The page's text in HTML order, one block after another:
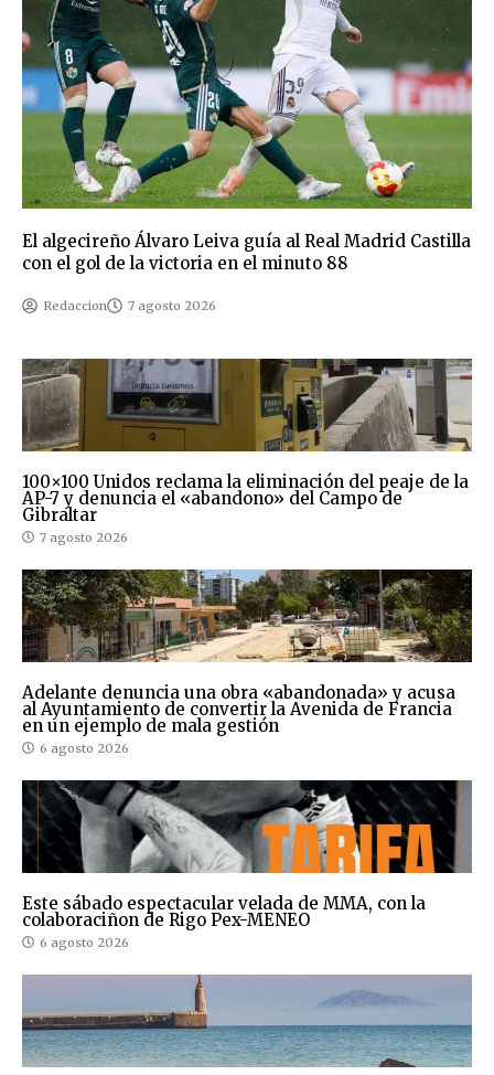
El algecireño Álvaro Leiva guía al Real Madrid Castilla
con el gol de la victoria en el minuto 88
Redaccion 7 agosto 2026
100×100 Unidos reclama la eliminación del peaje de la
AP-7 y denuncia el «abandono» del Campo de
Gibraltar
7 agosto 2026
Adelante denuncia una obra «abandonada» y acusa
al Ayuntamiento de convertir la Avenida de Francia
en un ejemplo de mala gestión
6 agosto 2026
Este sábado espectacular velada de MMA, con la
colaboraciñon de Rigo Pex-MENEO
6 agosto 2026